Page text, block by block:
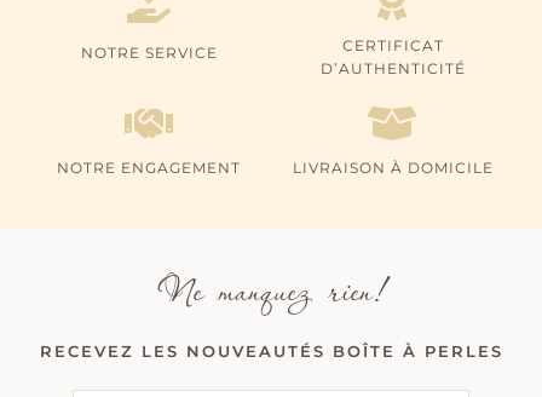
NOTRE SERVICE
CERTIFICAT
D’AUTHENTICITÉ
NOTRE ENGAGEMENT LIVRAISON À DOMICILE
Ne manquez rien!
RECEVEZ LES NOUVEAUTÉS BOÎTE À PERLES